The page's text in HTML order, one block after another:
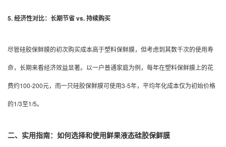
5. 经济性对比：长期节省 vs. 持续购买
尽管硅胶保鲜膜的初次购买成本高于塑料保鲜膜，但考虑到其数千次的使用寿
命，长期来看经济效益显著。以一户普通家庭为例，每年在塑料保鲜膜上的花
费约100-200元，而一只硅胶保鲜膜可使用3-5年，平均年化成本仅为初始价格
的1/3至1/5。
二、实用指南：如何选择和使用鲜果液态硅胶保鲜膜